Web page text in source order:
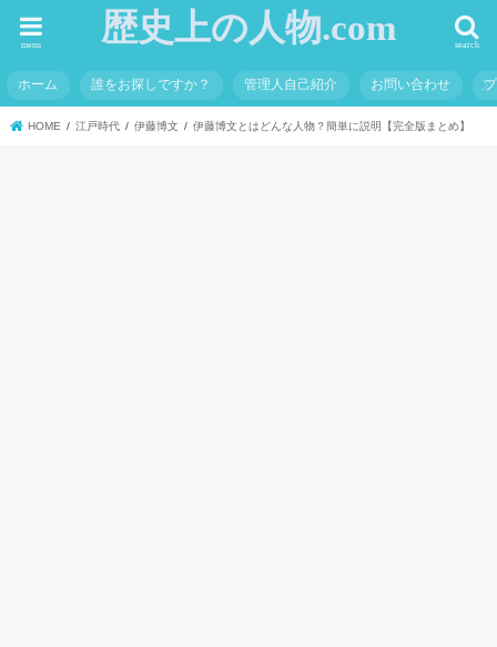
歴史上の人物.com search
menu
ホーム 誰をお探しですか？ 管理人自己紹介 お問い合わせ
HOME 江戸時代 伊藤博文 伊藤博文とはどんな人物？簡単に説明【完全版まとめ】